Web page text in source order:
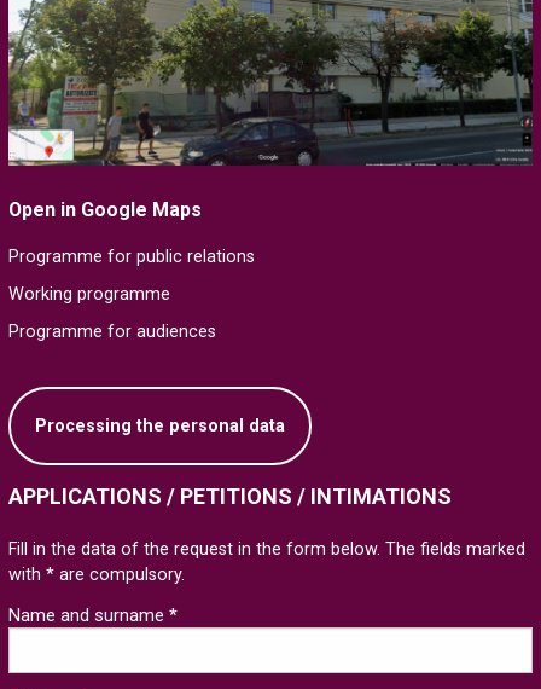
Open in Google Maps
Programme for public relations
Working programme
Programme for audiences
Processing the personal data
APPLICATIONS / PETITIONS / INTIMATIONS
Fill in the data of the request in the form below. The fields marked
with * are compulsory.
Name and surname *